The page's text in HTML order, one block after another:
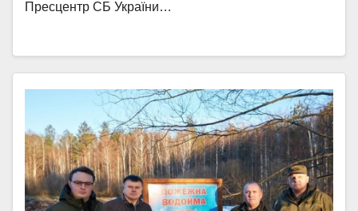
Пресцентр СБ України…